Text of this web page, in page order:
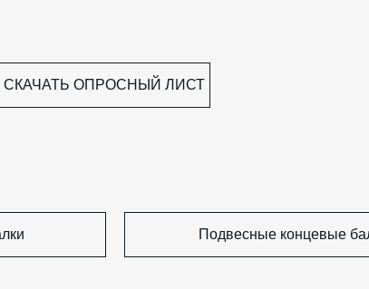
СКАЧАТЬ ОПРОСНЫЙ ЛИСТ
Подвесные концевые